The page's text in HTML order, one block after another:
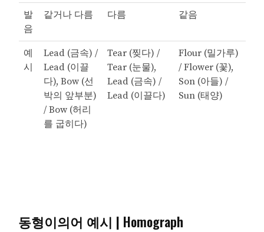
발
음
같거나 다름 다름 같음
예
시
Lead (금속) /
Lead (이끌
다), Bow (선
박의 앞부분)
/ Bow (허리
를 굽히다)
Tear (찢다) /
Tear (눈물),
Lead (금속) /
Lead (이끌다)
Flour (밀가루)
/ Flower (꽃),
Son (아들) /
Sun (태양)
동형이의어 예시 | Homograph